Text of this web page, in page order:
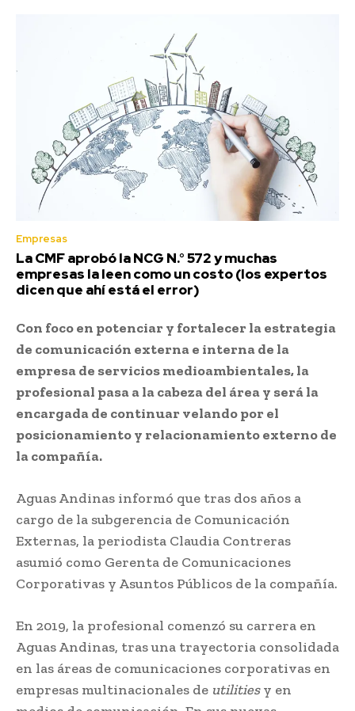
Empresas
La CMF aprobó la NCG N.° 572 y muchas
empresas la leen como un costo (los expertos
dicen que ahí está el error)
Con foco en potenciar y fortalecer la estrategia
de comunicación externa e interna de la
empresa de servicios medioambientales, la
profesional pasa a la cabeza del área y será la
encargada de continuar velando por el
posicionamiento y relacionamiento externo de
la compañía.
Aguas Andinas informó que tras dos años a
cargo de la subgerencia de Comunicación
Externas, la periodista Claudia Contreras
asumió como Gerenta de Comunicaciones
Corporativas y Asuntos Públicos de la compañía.
En 2019, la profesional comenzó su carrera en
Aguas Andinas, tras una trayectoria consolidada
en las áreas de comunicaciones corporativas en
empresas multinacionales de utilitiesy en